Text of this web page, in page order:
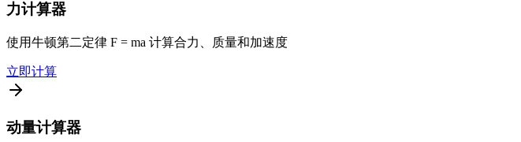
力计算器
使用牛顿第二定律 F = ma 计算合力、质量和加速度
立即计算
动量计算器